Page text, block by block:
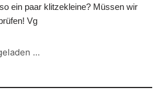
ein paar klitzekleine? Müssen wir
Vg
…